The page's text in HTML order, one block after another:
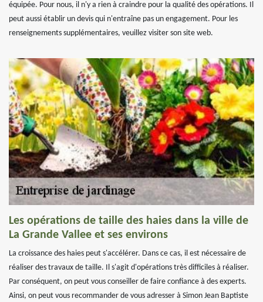
équipée. Pour nous, il n'y a rien à craindre pour la qualité des opérations. Il
peut aussi établir un devis qui n'entraîne pas un engagement. Pour les
renseignements supplémentaires, veuillez visiter son site web.
Les opérations de taille des haies dans la ville de
La Grande Vallee et ses environs
La croissance des haies peut s'accélérer. Dans ce cas, il est nécessaire de
réaliser des travaux de taille. Il s'agit d'opérations très difficiles à réaliser.
Par conséquent, on peut vous conseiller de faire confiance à des experts.
Ainsi, on peut vous recommander de vous adresser à Simon Jean Baptiste